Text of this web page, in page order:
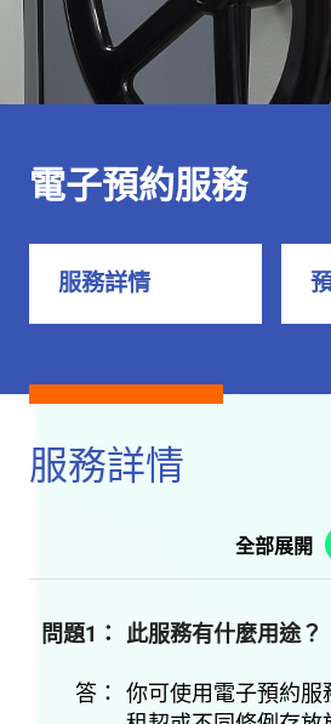
電子預約服務
服務詳情
服務詳情
全部展開
問題1： 此服務有什麼用途？
答：
你可使用電子預約服